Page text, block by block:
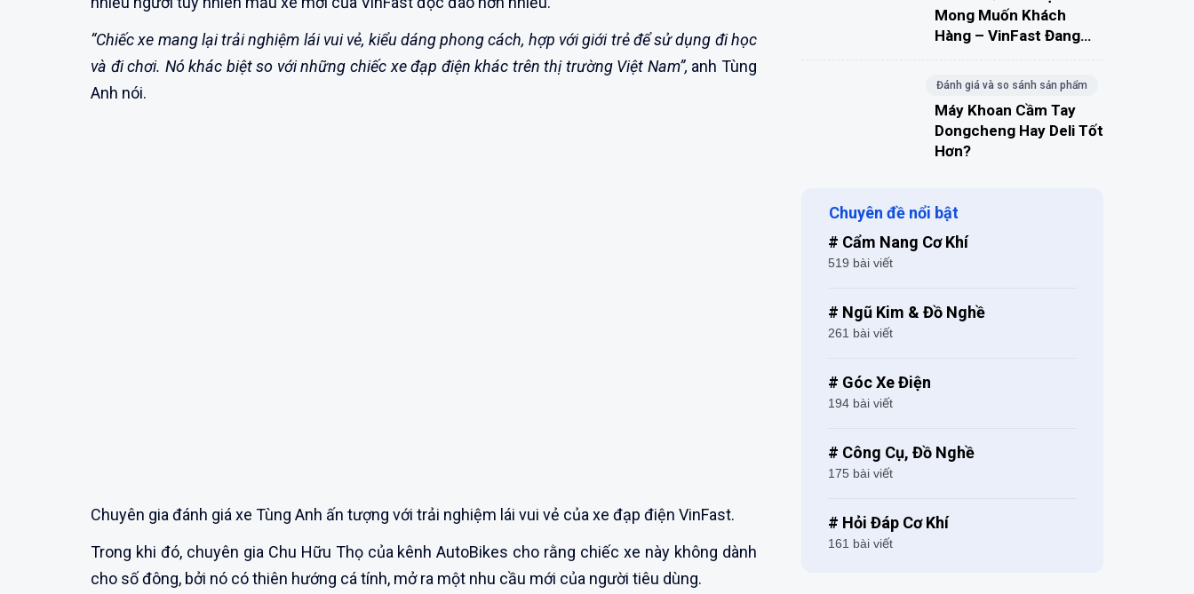
“Chiếc xe mang lại trải nghiệm lái vui vẻ, kiểu dáng phong cách, hợp với giới trẻ để sử dụng đi học
và đi chơi. Nó khác biệt so với những chiếc xe đạp điện khác trên thị trường Việt Nam”, anh Tùng
Anh nói.
Chuyên gia đánh giá xe Tùng Anh ấn tượng với trải nghiệm lái vui vẻ của xe đạp điện VinFast.
Trong khi đó, chuyên gia Chu Hữu Thọ của kênh AutoBikes cho rằng chiếc xe này không dành
cho số đông, bởi nó có thiên hướng cá tính, mở ra một nhu cầu mới của người tiêu dùng.
Mong Muốn Khách
Hàng – VinFast Đang
Đánh giá và so sánh sản phẩm
Máy Khoan Cầm Tay
Dongcheng Hay Deli Tốt
Hơn?
Chuyên đề nổi bật
# Cẩm Nang Cơ Khí
519 bài viết
# Ngũ Kim & Đồ Nghề
261 bài viết
# Góc Xe Điện
194 bài viết
# Công Cụ, Đồ Nghề
175 bài viết
# Hỏi Đáp Cơ Khí
161 bài viết